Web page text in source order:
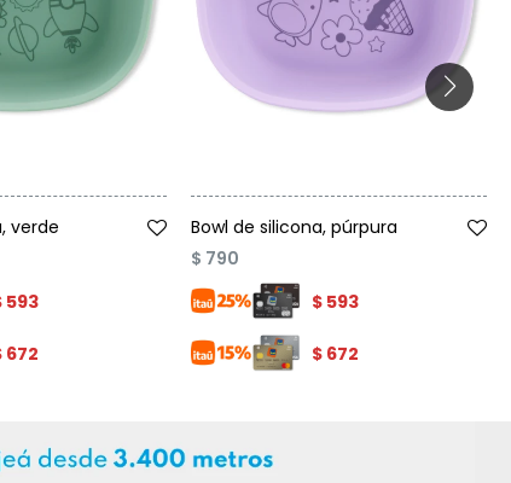
verde
593
672
Bowl de silicona, púrpura
$ 790
$ 593
$ 672